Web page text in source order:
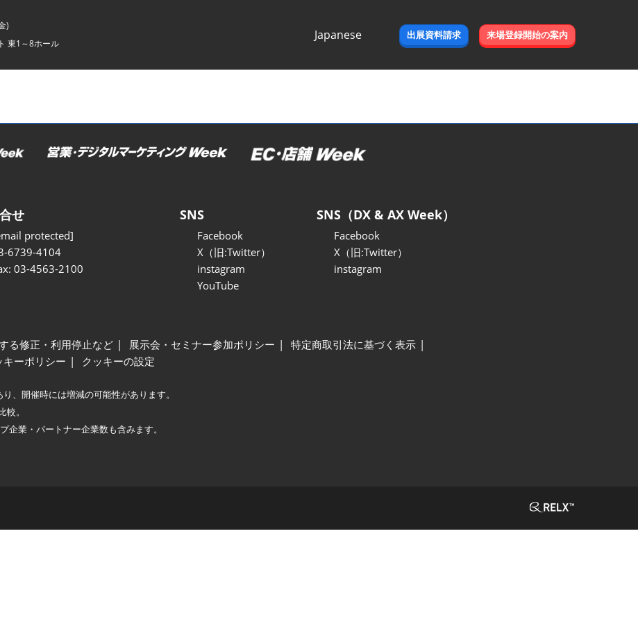
)
東1～8ホール
Japanese
出展資料請求 来場登録開始の案内
せ
protected]
6739-4104
03-4563-2100
SNS
Facebook
X（旧:Twitter）
instagram
YouTube
SNS（DX & AX Week）
Facebook
X（旧:Twitter）
instagram
る修正・利用停止など 展示会・セミナー参加ポリシー
特定商取引法に基づく表示
キーポリシー クッキーの設定
、開催時には増減の可能性があります。
。
業・パートナー企業数も含みます。